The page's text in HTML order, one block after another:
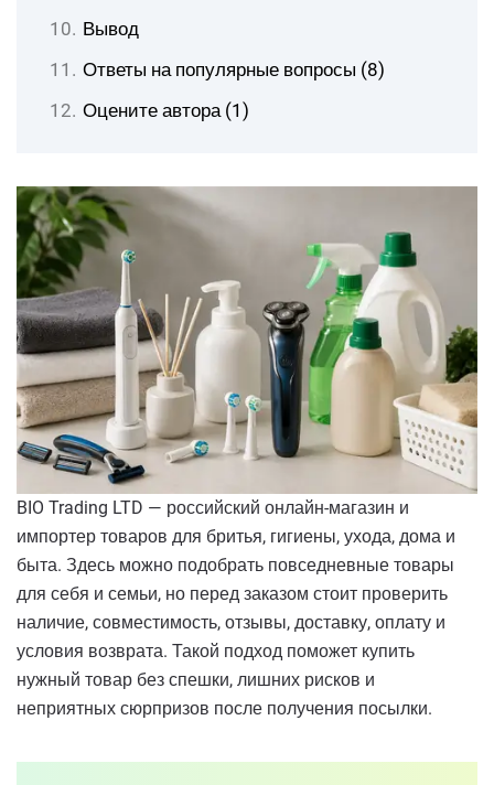
Вывод
Ответы на популярные вопросы (8)
Оцените автора (1)
BIO Trading LTD — российский онлайн-магазин и
импортер товаров для бритья, гигиены, ухода, дома и
быта. Здесь можно подобрать повседневные товары
для себя и семьи, но перед заказом стоит проверить
наличие, совместимость, отзывы, доставку, оплату и
условия возврата. Такой подход поможет купить
нужный товар без спешки, лишних рисков и
неприятных сюрпризов после получения посылки.